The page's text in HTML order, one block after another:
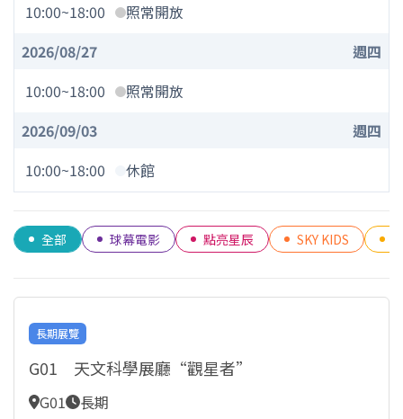
10:00~18:00
照常開放
2026/08/27
週四
10:00~18:00
照常開放
2026/09/03
週四
10:00~18:00
休館
全部 球幕電影 點亮星辰 SKY KIDS
長期展覽
G01 天文科學展廳“觀星者”
G01 長期